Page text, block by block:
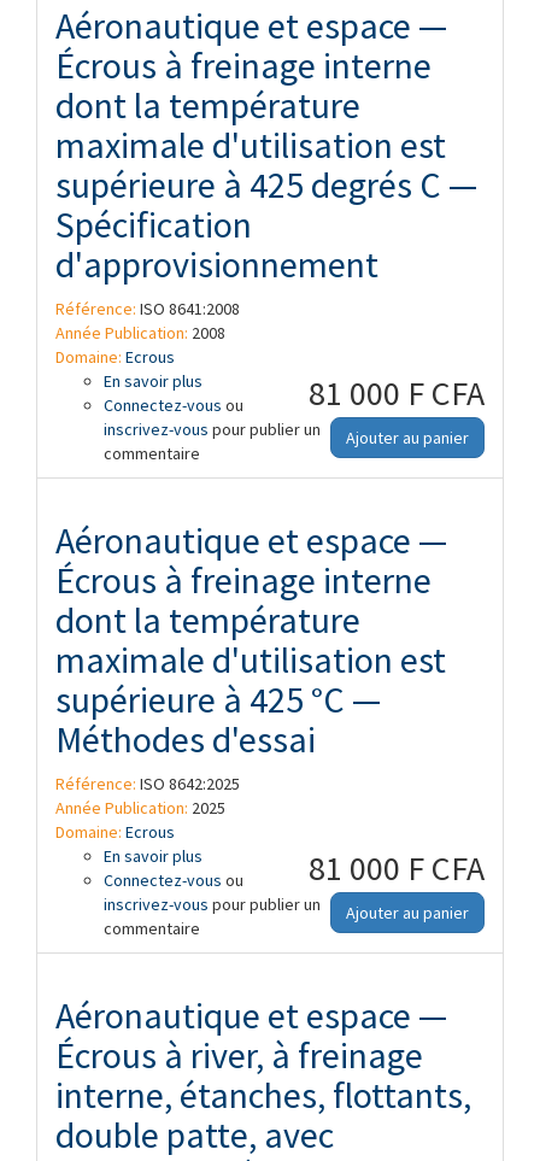
Aéronautique et espace —
Écrous à freinage interne
dont la température
maximale d'utilisation est
supérieure à 425 degrés C —
Spécification
d'approvisionnement
Référence: ISO 8641:2008
Année Publication: 2008
Domaine: Ecrous
81 000 F CFA
Ajouter au panier
En savoir plus à propos de Aéronautique et espace —
Écrous à freinage interne dont la
température maximale d'utilisation est
supérieure à 425 degrés C —
Spécification d'approvisionnement
Connectez-vous ou
inscrivez-vous pour publier un
commentaire
Aéronautique et espace —
Écrous à freinage interne
dont la température
maximale d'utilisation est
supérieure à 425 °C —
Méthodes d'essai
Référence: ISO 8642:2025
Année Publication: 2025
Domaine: Ecrous
81 000 F CFA
Ajouter au panier
En savoir plus à propos de Aéronautique et espace —
Écrous à freinage interne dont la
température maximale d'utilisation est
supérieure à 425 °C — Méthodes d'essai
Connectez-vous ou
inscrivez-vous pour publier un
commentaire
Aéronautique et espace —
Écrous à river, à freinage
interne, étanches, flottants,
double patte, avec